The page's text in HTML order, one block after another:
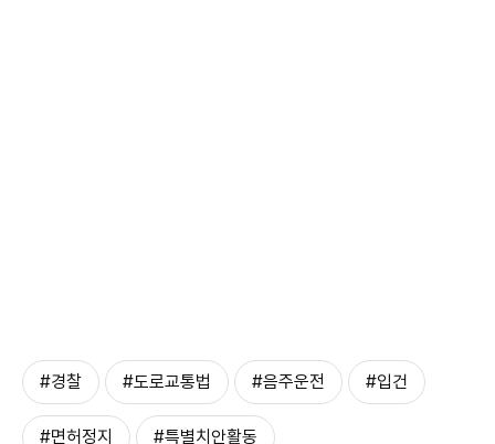
#경찰 #도로교통법 #음주운전 #입건
#면허정지 #특별치안활동